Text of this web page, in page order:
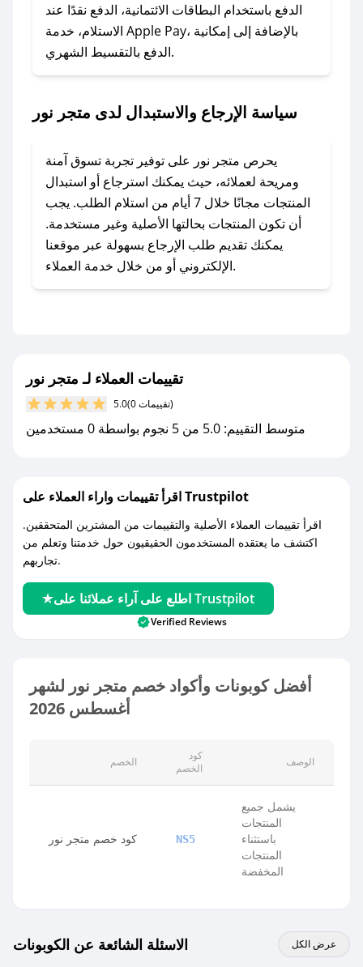
### ماذا أفعل إذا لم أجد كود خصم لمتجري
المفضل؟
في حال عدم توفر كوبونات لمتجرك المفضل، يمكنك
أسرع وقت ممكن.
### كيف تحصل على كوبونات خصم حصرية من
متجر نور؟
للحصول على كوبونات وخصومات حصرية، قم بما
يلي:
- اضغط على أيقونة متابعة لمتجر متجر نور في
تطبيق صحصح.
مع صحصح، تسوق بذكاء ووفّر على كل مشترياتك مع
الدفع باستخدام البطاقات الائتمانية، الدفع نقدًا عند
الاستلام، خدمة Apple Pay، بالإضافة إلى إمكانية
الدفع بالتقسيط الشهري.
سياسة الإرجاع والاستبدال لدى متجر نور
يحرص متجر نور على توفير تجربة تسوق آمنة
ومريحة لعملائه، حيث يمكنك استرجاع أو استبدال
المنتجات مجانًا خلال 7 أيام من استلام الطلب. يجب
أن تكون المنتجات بحالتها الأصلية وغير مستخدمة.
يمكنك تقديم طلب الإرجاع بسهولة عبر موقعنا
الإلكتروني أو من خلال خدمة العملاء.
تقييمات العملاء لـ متجر نور
5.0 (0 تقييمات)
متوسط التقييم: 5.0 من 5 نجوم بواسطة 0 مستخدمين
اقرأ تقييمات واراء العملاء على Trustpilot
اقرأ تقييمات العملاء الأصلية والتقييمات من المشترين المتحققين.
اكتشف ما يعتقده المستخدمون الحقيقيون حول خدمتنا وتعلم من
تجاربهم.
اطلع على آراء عملائنا على Trustpilot
Verified Reviews
أفضل كوبونات وأكواد خصم متجر نور لشهر
أغسطس 2026
الخصم
كود
الخصم
الوصف
كود خصم متجر نور NS5
يشمل جميع
المنتجات
باستثناء
المنتجات
المخفضة
الاسئلة الشائعة عن الكوبونات عرض الكل